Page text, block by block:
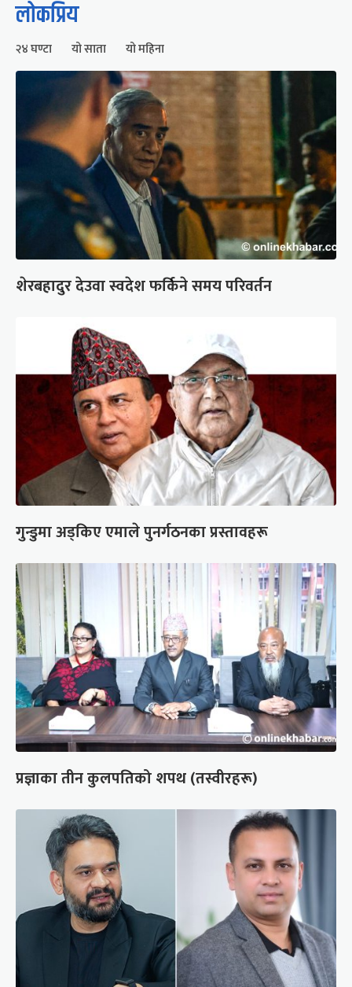
लोकप्रिय
२४ घण्टा यो साता यो महिना
शेरबहादुर देउवा स्वदेश फर्किने समय परिवर्तन
गुन्डुमा अड्किए एमाले पुनर्गठनका प्रस्तावहरू
प्रज्ञाका तीन कुलपतिको शपथ (तस्वीरहरू)